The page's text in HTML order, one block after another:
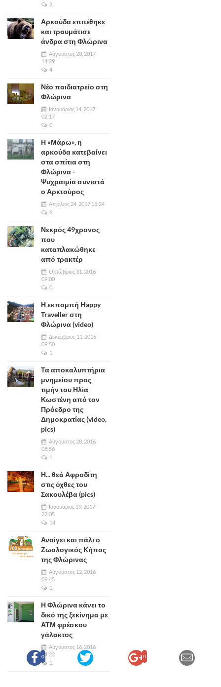
0 0
2
Αρκούδα επιτέθηκε
και τραυμάτισε
άνδρα στη Φλώρινα
Αύγουστος 20, 2017
14:29
4
Νέο παιδιατρείο στη
Φλώρινα
Ιανουάριος 14, 2017
02:17
0
Η «Μάρω», η
αρκούδα κατεβαίνει
στα σπίτια στη
Φλώρινα -
Ψυχραιμία συνιστά
ο Αρκτούρος
Απρίλιος 24, 2017 15:24
6
Νεκρός 49χρονος
που
καταπλακώθηκε
από τρακτέρ
Οκτώβριος 31, 2016
09:00
0
Η εκπομπή Happy
Traveller στη
Φλώρινα (video)
Δεκέμβριος 11, 2016
09:50
1
Τα αποκαλυπτήρια
μνημείου προς
τιμήν του Ηλία
Κωστένη από τον
Πρόεδρο της
Δημοκρατίας (video,
pics)
Αύγουστος 28, 2016
08:56
1
Η... θεά Αφροδίτη
στις όχθες του
Σακουλέβα (pics)
Ιανουάριος 19, 2017
22:05
14
Ανοίγει και πάλι ο
Ζωολογικός Κήπος
της Φλώρινας
Αύγουστος 12, 2016
09:45
1
Η Φλώρινα κάνει το
δικό της ξεκίνημα με
ΑΤΜ φρέσκου
γάλακτος
Αύγουστος 16, 2016
14:22
1